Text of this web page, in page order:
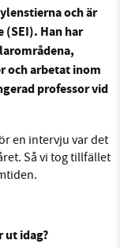
Tipsa oss
BlueSky
och är
Han har
och arbetat inom
professor vid
en intervju var det
Så vi tog tillfället
ut idag?
Sedan
drivit
Nu vill vi
att du
en slant till